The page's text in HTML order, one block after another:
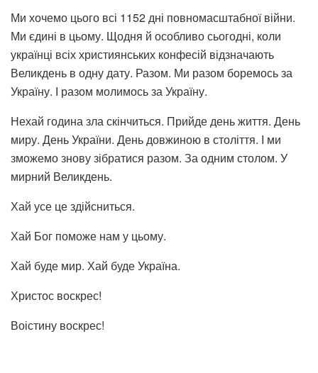
Ми хочемо цього всі 1152 дні повномасштабної війни.
Ми єдині в цьому. Щодня й особливо сьогодні, коли
українці всіх християнських конфесій відзначають
Великдень в одну дату. Разом. Ми разом боремось за
Україну. І разом молимось за Україну.
Нехай година зла скінчиться. Прийде день життя. День
миру. День України. День довжиною в століття. І ми
зможемо знову зібратися разом. За одним столом. У
мирний Великдень.
Хай усе це здійсниться.
Хай Бог поможе нам у цьому.
Хай буде мир. Хай буде Україна.
Христос воскрес!
Воістину воскрес!